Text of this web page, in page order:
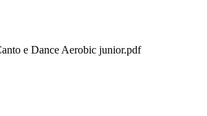
e Dance Aerobic junior.pdf